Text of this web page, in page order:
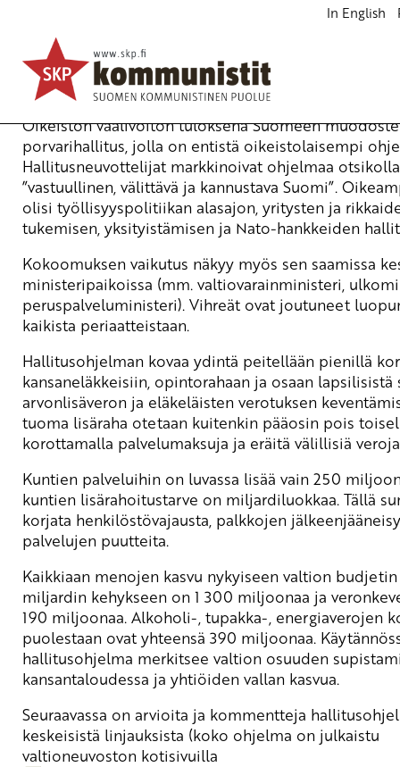
In English
Porvarihallituksen ohjelma: Kokoomus ja markkinat
Ajankohtaista
23.4.2007 - 15:30
Tuotu Kirjoitus vanhasta järjestelmästä
Oikeiston vaalivoiton tuloksena Suomeen
porvarihallitus, jolla on entistä oikeistolaisempi
Hallitusneuvottelijat markkinoivat ohjelmaa otsikolla
”vastuullinen, välittävä ja kannustava Suomi”.
olisi työllisyyspolitiikan alasajon, yritysten ja
tukemisen, yksityistämisen ja Nato-hankkeiden
Kokoomuksen vaikutus näkyy myös sen saamissa
ministeripaikoissa (mm. valtiovarainministeri,
peruspalveluministeri). Vihreät ovat joutuneet
kaikista periaatteistaan.
Hallitusohjelman kovaa ydintä peitellään pienillä
kansaneläkkeisiin, opintorahaan ja osaan lapsilisistä
arvonlisäveron ja eläkeläisten verotuksen
tuoma lisäraha otetaan kuitenkin pääosin pois
korottamalla palvelumaksuja ja eräitä välillisiä
Kuntien palveluihin on luvassa lisää vain 250
kuntien lisärahoitustarve on miljardiluokkaa. Tällä
korjata henkilöstövajausta, palkkojen
palvelujen puutteita.
Kaikkiaan menojen kasvu nykyiseen valtion
miljardin kehykseen on 1 300 miljoonaa ja
190 miljoonaa. Alkoholi-, tupakka-, energiaverojen
puolestaan ovat yhteensä 390 miljoonaa.
hallitusohjelma merkitsee valtion osuuden
kansantaloudessa ja yhtiöiden vallan kasvua.
Seuraavassa on arvioita ja kommentteja
keskeisistä linjauksista (koko ohjelma on julkaistu
valtioneuvoston kotisivuilla